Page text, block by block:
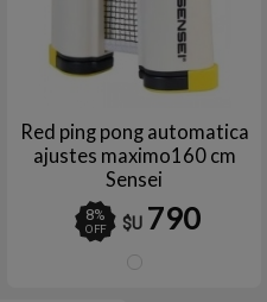
Red ping pong automatica
ajustes maximo160 cm
Sensei
8%
OFF $U 790